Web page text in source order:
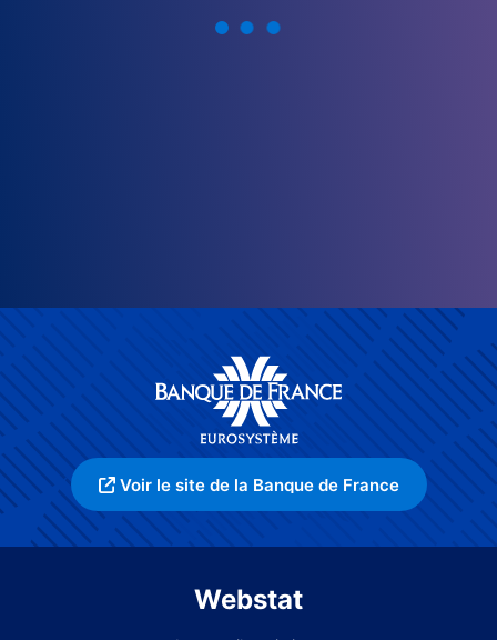
Voir le site de la Banque de France
Webstat